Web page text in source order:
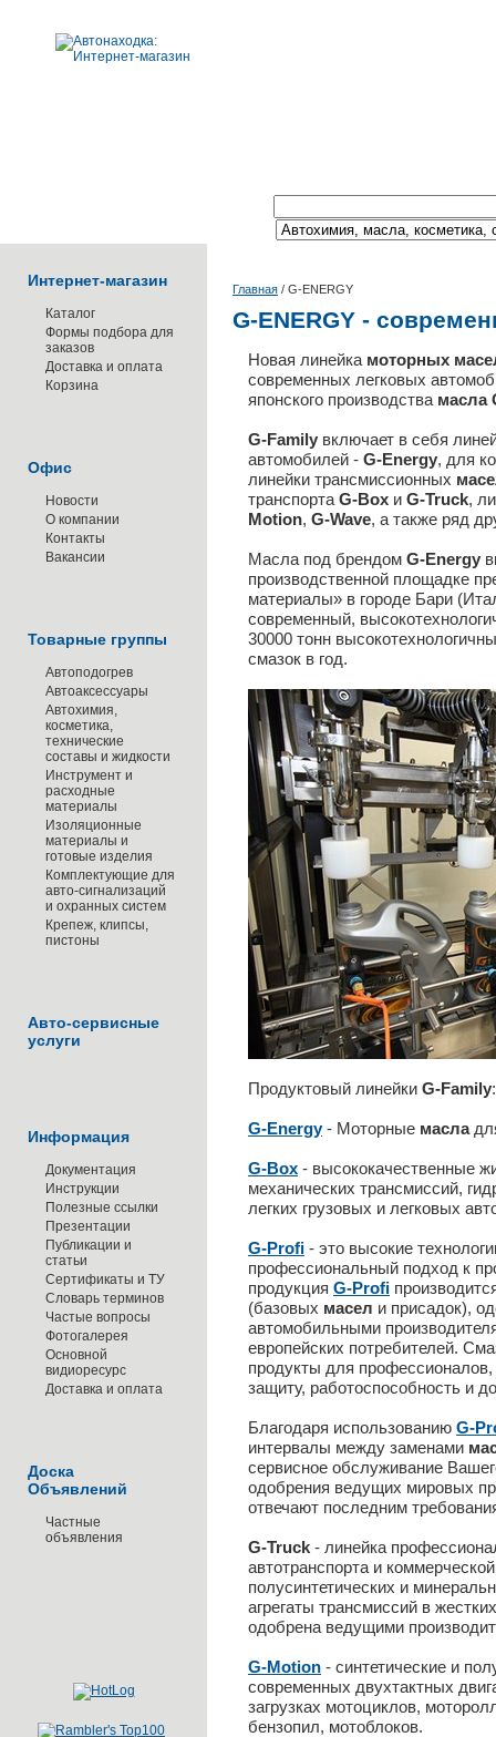
Интернет-магазин
Каталог
Формы подбора для
заказов
Доставка и оплата
Корзина
Офис
Новости
О компании
Контакты
Вакансии
Товарные группы
Автоподогрев
Автоаксессуары
Автохимия,
косметика,
технические
составы и жидкости
Инструмент и
расходные
материалы
Изоляционные
материалы и
готовые изделия
Комплектующие для
авто-сигнализаций
и охранных систем
Крепеж, клипсы,
пистоны
Авто-сервисные
услуги
Информация
Документация
Инструкции
Полезные ссылки
Презентации
Публикации и
статьи
Сертификаты и ТУ
Словарь терминов
Частые вопросы
Фотогалерея
Основной
видиоресурс
Доставка и оплата
Доска
Объявлений
Частные
объявления
Главная / G-ENERGY
G-ENERGY -
Новая линейка моторных
современных легковых
японского производства масла
G-Family включает в себя
автомобилей - G-Energy, для
линейки трансмиссионных
транспорта G-Box и G-Truck,
Motion, G-Wave, а также ряд
Масла под брендом G-Energy
производственной площадке
материалы» в городе Бари
современный,
30000 тонн
смазок в год.
Продуктовый линейки G-Family:
G-Energy- Моторные масла
G-Box - высококачественные
механических трансмиссий,
легких грузовых и легковых
G-Profi - это высокие
профессиональный подход к
продукция G-Profi
(базовых масел и присадок),
автомобильными
европейских потребителей.
продукты для
защиту, работоспособность и
Благодаря использованию G-
интервалы между заменами
сервисное обслуживание
одобрения ведущих мировых
отвечают последним
G-Truck - линейка
автотранспорта и
полусинтетических и
агрегаты трансмиссий в
одобрена ведущими
G-Motion - синтетические и
современных двухтактных
загрузках мотоциклов,
бензопил, мотоблоков.